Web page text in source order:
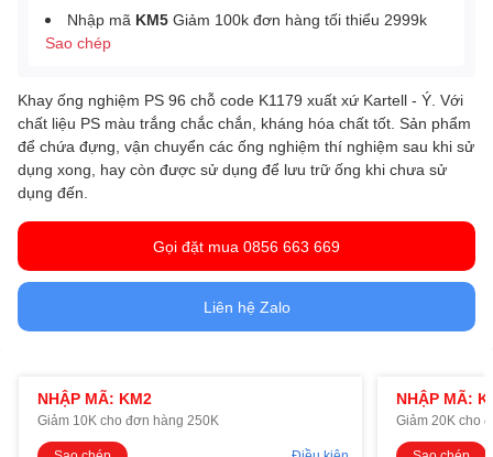
Nhập mã KM5 Giảm 100k đơn hàng tối thiểu 2999k
Sao chép
Khay ống nghiệm PS 96 chỗ code K1179 xuất xứ Kartell - Ý. Với
chất liệu PS màu trắng chắc chắn, kháng hóa chất tốt. Sản phẩm
để chứa đựng, vận chuyển các ống nghiệm thí nghiệm sau khi sử
dụng xong, hay còn được sử dụng để lưu trữ ống khi chưa sử
dụng đến.
Gọi đặt mua 0856 663 669
Liên hệ Zalo
NHẬP MÃ: KM2
Giảm 10K cho đơn hàng 250K
NHẬP MÃ:
Giảm 20K cho